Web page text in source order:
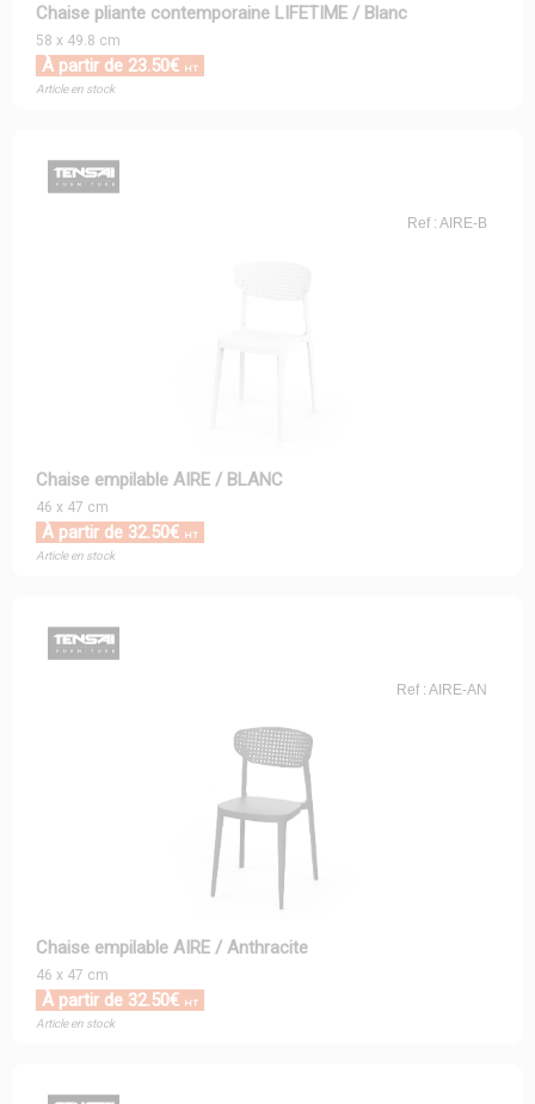
Chaise pliante contemporaine LIFETIME / Blanc
58 x 49.8 cm
À partir de 23.50€ HT
Article en stock
Ref : AIRE-B
Chaise empilable AIRE / BLANC
46 x 47 cm
À partir de 32.50€ HT
Article en stock
Ref : AIRE-AN
Chaise empilable AIRE / Anthracite
46 x 47 cm
À partir de 32.50€ HT
Article en stock